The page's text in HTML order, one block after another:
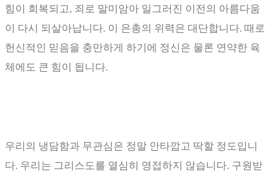
힘이 회복되고, 죄로 말미암아 일그러진 이전의 아름다움
이 다시 되살아납니다. 이 은총의 위력은 대단합니다. 때로
헌신적인 믿음을 충만하게 하기에 정신은 물론 연약한 육
체에도 큰 힘이 됩니다.
우리의 냉담함과 무관심은 정말 안타깝고 딱할 정도입니
다. 우리는 그리스도를 열심히 영접하지 않습니다. 구원받